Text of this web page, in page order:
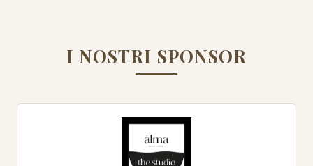
I NOSTRI SPONSOR